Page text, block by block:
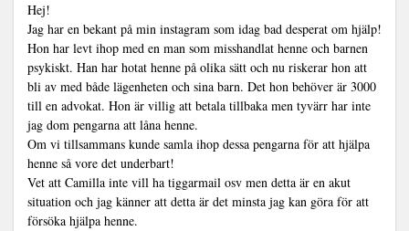
Hej!
Jag har en bekant på min instagram som idag bad desperat om hjälp!
Hon har levt ihop med en man som misshandlat henne och barnen
psykiskt. Han har hotat henne på olika sätt och nu riskerar hon att
bli av med både lägenheten och sina barn. Det hon behöver är 3000
till en advokat. Hon är villig att betala tillbaka men tyvärr har inte
jag dom pengarna att låna henne.
Om vi tillsammans kunde samla ihop dessa pengarna för att hjälpa
henne så vore det underbart!
Vet att Camilla inte vill ha tiggarmail osv men detta är en akut
situation och jag känner att detta är det minsta jag kan göra för att
försöka hjälpa henne.